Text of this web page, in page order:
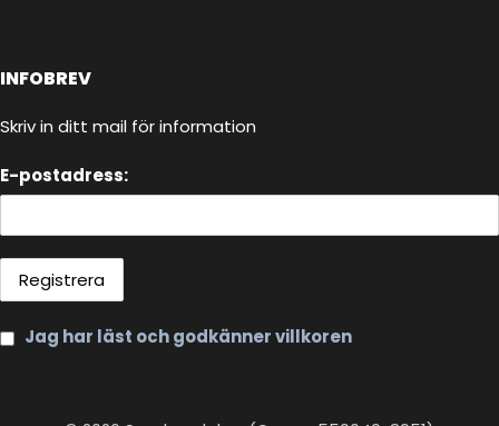
INFOBREV
Skriv in ditt mail för information
E-postadress:
Jag har läst och godkänner villkoren